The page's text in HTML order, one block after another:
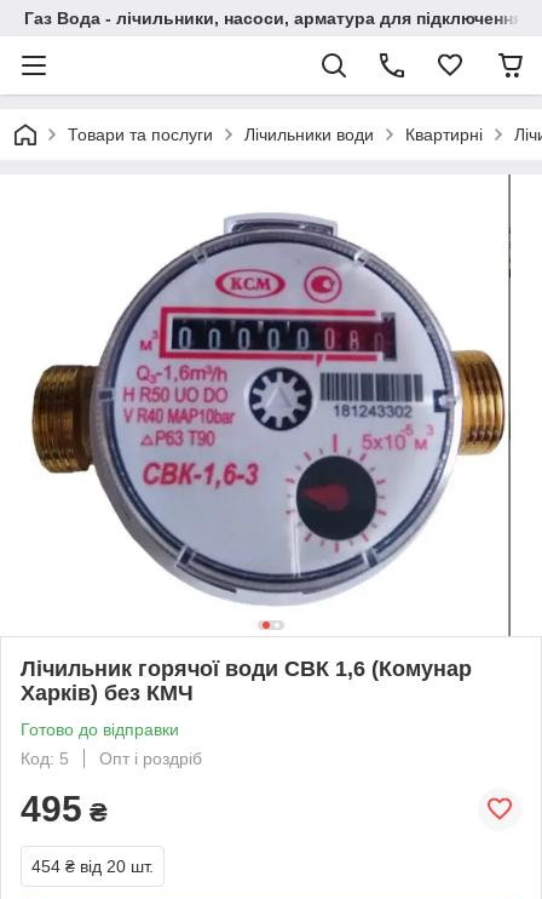
Газ Вода - лічильники, насоси, арматура для підключення,
Товари та послуги Лічильники води Квартирні
Лічильник горячої води СВК 1,6 (Комунар
Харків) без КМЧ
Готово до відправки
Код: 5
Опт і роздріб
495 ₴
454 ₴ від 20 шт.